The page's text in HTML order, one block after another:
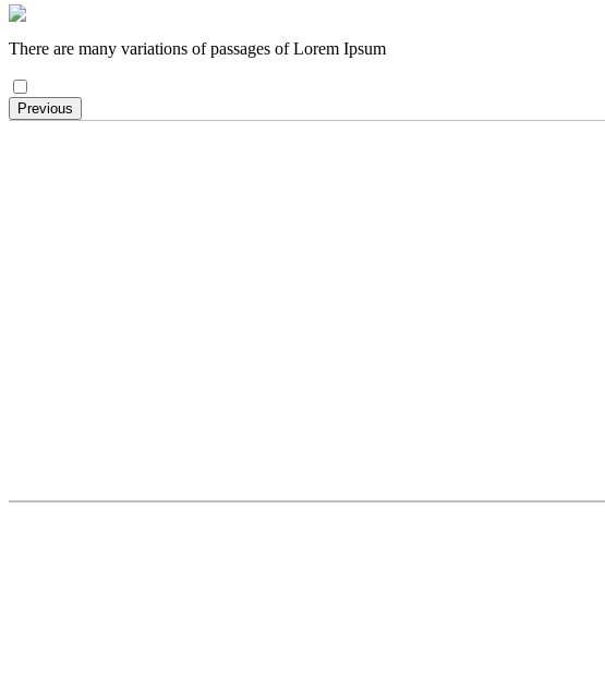
There are many variations of passages of Lorem Ipsum
Previous